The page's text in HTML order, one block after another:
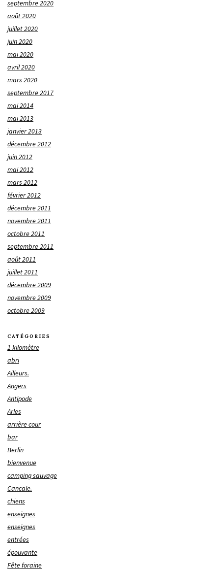
septembre 2020
août 2020
juillet 2020
juin 2020
mai 2020
avril 2020
mars 2020
septembre 2017
mai 2014
mai 2013
janvier 2013
décembre 2012
juin 2012
mai 2012
mars 2012
février 2012
décembre 2011
novembre 2011
octobre 2011
septembre 2011
août 2011
juillet 2011
décembre 2009
novembre 2009
octobre 2009
CATÉGORIES
1 kilomètre
abri
Ailleurs.
Angers
Antipode
Arles
arrière cour
bar
Berlin
bienvenue
camping sauvage
Cancale.
chiens
enseignes
enseignes
entrées
épouvante
Fête foraine